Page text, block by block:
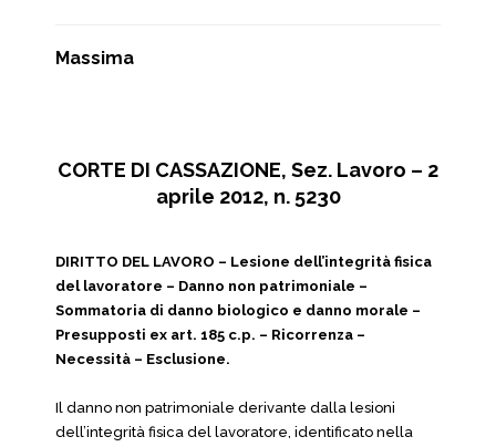
Massima
CORTE DI CASSAZIONE, Sez. Lavoro – 2
aprile 2012, n. 5230
DIRITTO DEL LAVORO – Lesione dell’integrità fisica
del lavoratore – Danno non patrimoniale –
Sommatoria di danno biologico e danno morale –
Presupposti ex art. 185 c.p. – Ricorrenza –
Necessità – Esclusione.
Il danno non patrimoniale derivante dalla lesioni
dell’integrità fisica del lavoratore, identificato nella